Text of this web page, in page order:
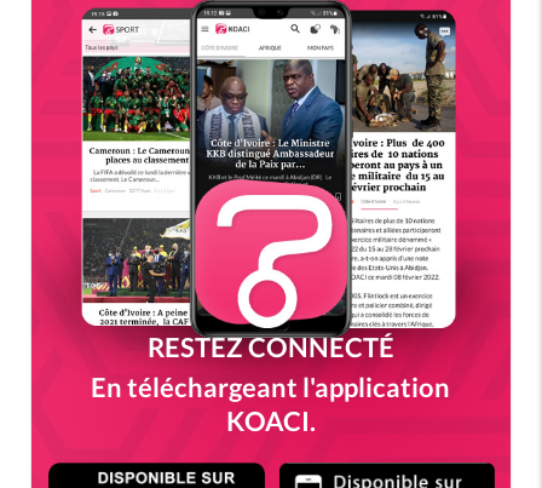
RESTEZ CONNECTÉ
En téléchargeant l'application
KOACI.